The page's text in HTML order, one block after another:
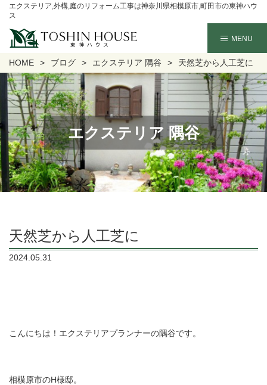
エクステリア,外構,庭のリフォーム工事は神奈川県相模原市,町田市の東神ハウ
ス
HOME ブログ エクステリア 隅谷 天然芝から人工芝に
エクステリア 隅谷
天然芝から人工芝に
2024.05.31
こんにちは！エクステリアプランナーの隅谷です。
相模原市のH様邸。